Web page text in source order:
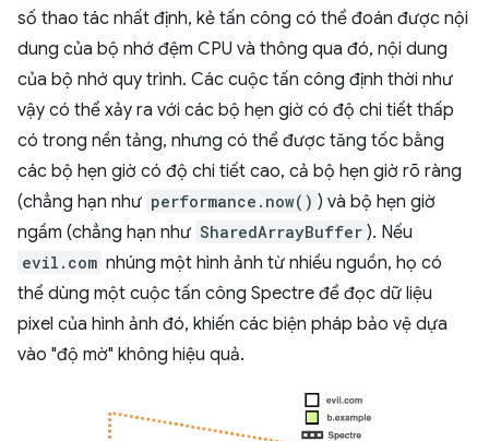
số thao tác nhất định, kẻ tấn công có thể đoán được nội
dung của bộ nhớ đệm CPU và thông qua đó, nội dung
của bộ nhớ quy trình. Các cuộc tấn công định thời như
vậy có thể xảy ra với các bộ hẹn giờ có độ chi tiết thấp
có trong nền tảng, nhưng có thể được tăng tốc bằng
các bộ hẹn giờ có độ chi tiết cao, cả bộ hẹn giờ rõ ràng
(chẳng hạn như performance.now() ) và bộ hẹn giờ
ngầm (chẳng hạn như SharedArrayBuffer ). Nếu
evil.com nhúng một hình ảnh từ nhiều nguồn, họ có
thể dùng một cuộc tấn công Spectre để đọc dữ liệu
pixel của hình ảnh đó, khiến các biện pháp bảo vệ dựa
vào "độ mờ" không hiệu quả.